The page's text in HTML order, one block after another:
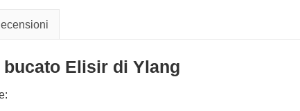
Elisir di Ylang